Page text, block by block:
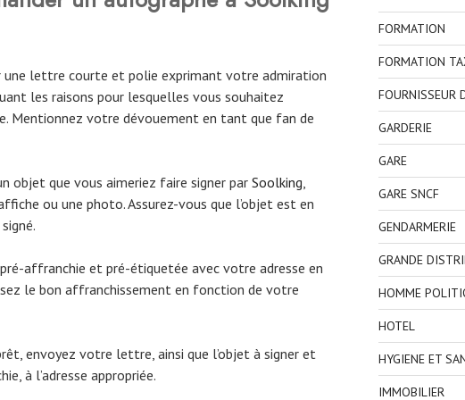
une lettre courte et polie exprimant votre admiration
les raisons pour lesquelles vous souhaitez
Mentionnez votre dévouement en tant que fan de
objet que vous aimeriez faire signer par Soolking,
ou une photo. Assurez-vous que l’objet est en
affranchie et pré-étiquetée avec votre adresse en
le bon affranchissement en fonction de votre
envoyez votre lettre, ainsi que l’objet à signer et
à l’adresse appropriée.
FORMATION
FORMATION
FOURNISSEUR
GARDERIE
GARE
GARE SNCF
GENDARMERIE
GRANDE
HOMME
HOTEL
HYGIENE ET
IMMOBILIER